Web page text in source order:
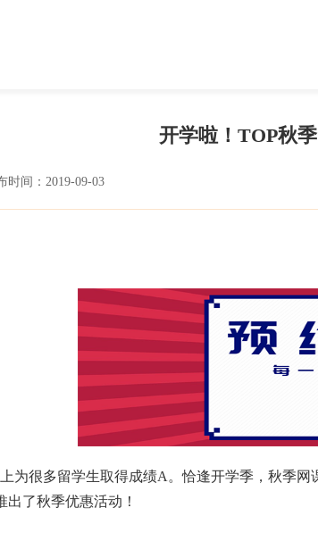
开学啦！TOP秋
时间：2019-09-03
很多留学生取得成绩A。恰逢开学季，秋季网
出了秋季优惠活动！